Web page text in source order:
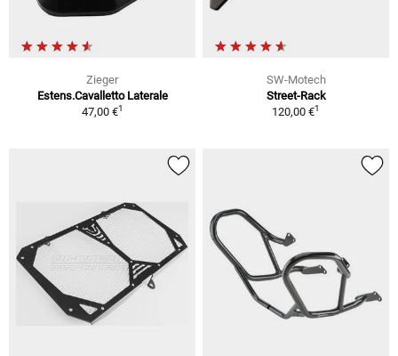
Zieger
Estens.Cavalletto Laterale
47,00 €1
SW-Motech
Street-Rack
120,00 €1